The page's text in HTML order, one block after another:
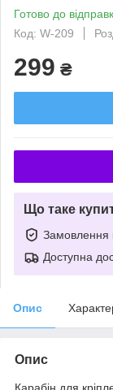
Готово до
Код: W-209
299 ₴
Що таке
Замовлення
Доступна
Опис
Опис
Карабін для